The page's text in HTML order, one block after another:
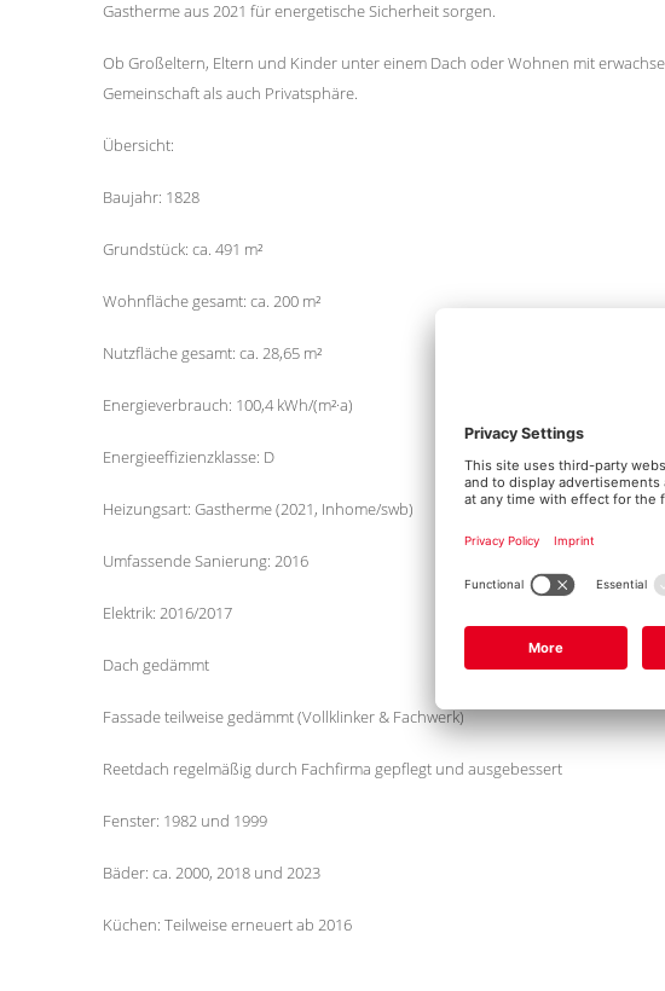
Gastherme aus 2021 für energetische Sicherheit sorgen.
Ob Großeltern, Eltern und Kinder unter einem Dach oder Wohnen mit
Gemeinschaft als auch Privatsphäre.
Übersicht:
Baujahr: 1828
Grundstück: ca. 491 m²
Wohnfläche gesamt: ca. 200 m²
Nutzfläche gesamt: ca. 28,65 m²
Energieverbrauch: 100,4 kWh/(m²·a)
Energieeffizienzklasse: D
Heizungsart: Gastherme (2021, Inhome/swb)
Umfassende Sanierung: 2016
Elektrik: 2016/2017
Dach gedämmt
Fassade teilweise gedämmt (Vollklinker & Fachwerk)
Reetdach regelmäßig durch Fachfirma gepflegt und ausgebessert
Fenster: 1982 und 1999
Bäder: ca. 2000, 2018 und 2023
Küchen: Teilweise erneuert ab 2016